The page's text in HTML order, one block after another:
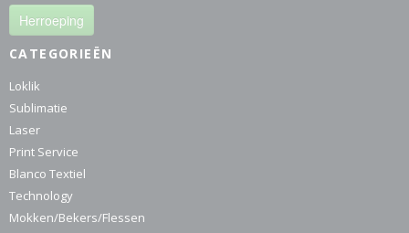
Herroeping
CATEGORIEËN
Loklik
Sublimatie
Laser
Print Service
Blanco Textiel
Technology
Mokken/Bekers/Flessen